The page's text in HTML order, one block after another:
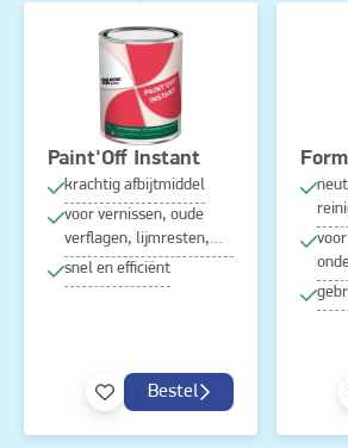
Paint'Off Instant
krachtig afbijtmiddel
voor vernissen, oude
verflagen, lijmresten,…
snel en efficiënt
Bestel